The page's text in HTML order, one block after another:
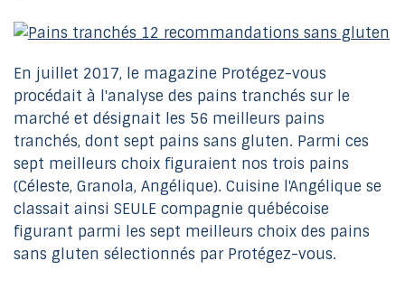
En juillet 2017, le magazine Protégez-vous
procédait à l'analyse des pains tranchés sur le
marché et désignait les 56 meilleurs pains
tranchés, dont sept pains sans gluten. Parmi ces
sept meilleurs choix figuraient nos trois pains
(Céleste, Granola, Angélique). Cuisine l'Angélique se
classait ainsi SEULE compagnie québécoise
figurant parmi les sept meilleurs choix des pains
sans gluten sélectionnés par Protégez-vous.